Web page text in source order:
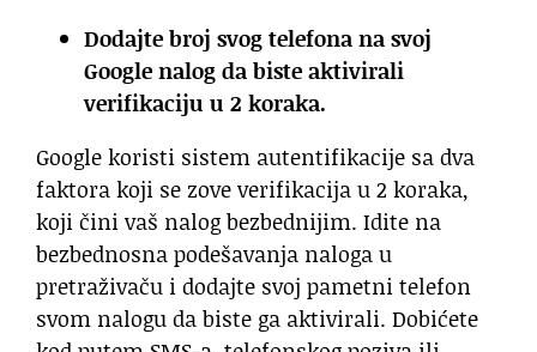
Dodajte broj svog telefona na svoj
Google nalog da biste aktivirali
verifikaciju u 2 koraka.
Google koristi sistem autentifikacije sa dva
faktora koji se zove verifikacija u 2 koraka,
koji čini vaš nalog bezbednijim. Idite na
bezbednosna podešavanja naloga u
pretraživaču i dodajte svoj pametni telefon
svom nalogu da biste ga aktivirali. Dobićete